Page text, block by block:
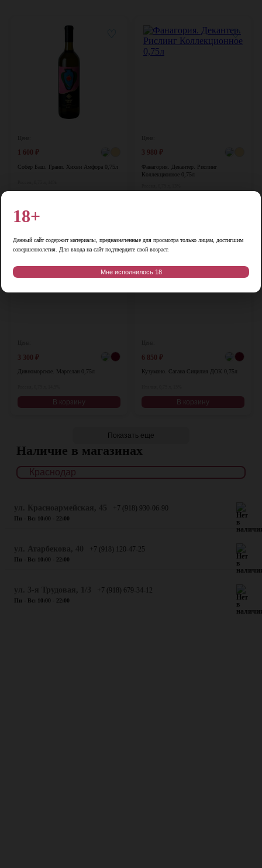
1 600 ₽
Собер Баш. Грани. Хихви Амфора 0,75л
♡
3 980 ₽
Фанагория. Декантер. Рислинг
Коллекционное 0,75л
♡
3 300 ₽
Дивноморское. Марселан 0,75л
В корзину
♡
6 850 ₽
Кузумано. Сагана Сицилия ДОК 0,75л
В корзину
Показать еще
Наличие в магазинах
+7 (918) 930-06-90
Пн - Вс: 10:00 - 22:00
+7 (918) 120-47-25
Пн - Вс: 10:00 - 22:00
+7 (918) 679-34-12
Пн - Вс: 10:00 - 22:00
18+
Данный сайт содержит материалы, предназначенные для просмотра только лицам, достигшим
совершеннолетия. Для входа на сайт подтвердите свой возраст.
Мне исполнилось 18